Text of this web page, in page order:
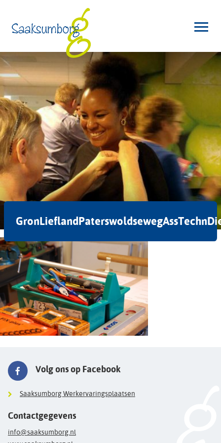
Volg ons op Facebook
Saaksumborg Werkervaringsplaatsen
Contactgegevens
info@saaksumborg.nl